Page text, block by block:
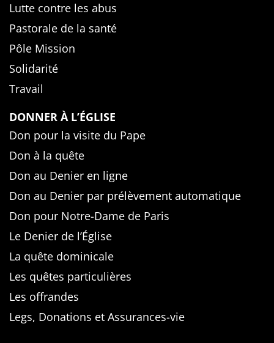
Lutte contre les abus
Pastorale de la santé
Pôle Mission
Solidarité
Travail
DONNER À L’ÉGLISE
Don pour la visite du Pape
Don à la quête
Don au Denier en ligne
Don au Denier par prélèvement automatique
Don pour Notre-Dame de Paris
Le Denier de l’Église
La quête dominicale
Les quêtes particulières
Les offrandes
Legs, Donations et Assurances-vie